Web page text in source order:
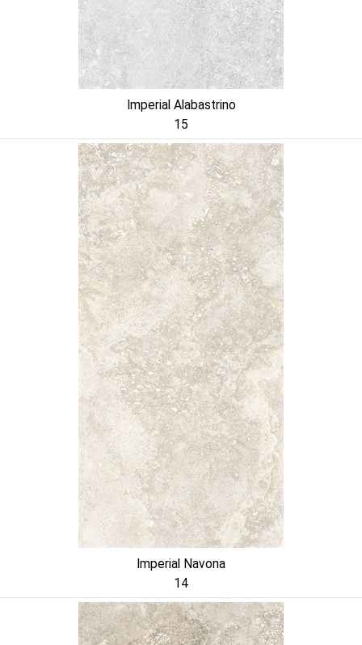
Imperial Alabastrino
15
Imperial Navona
14